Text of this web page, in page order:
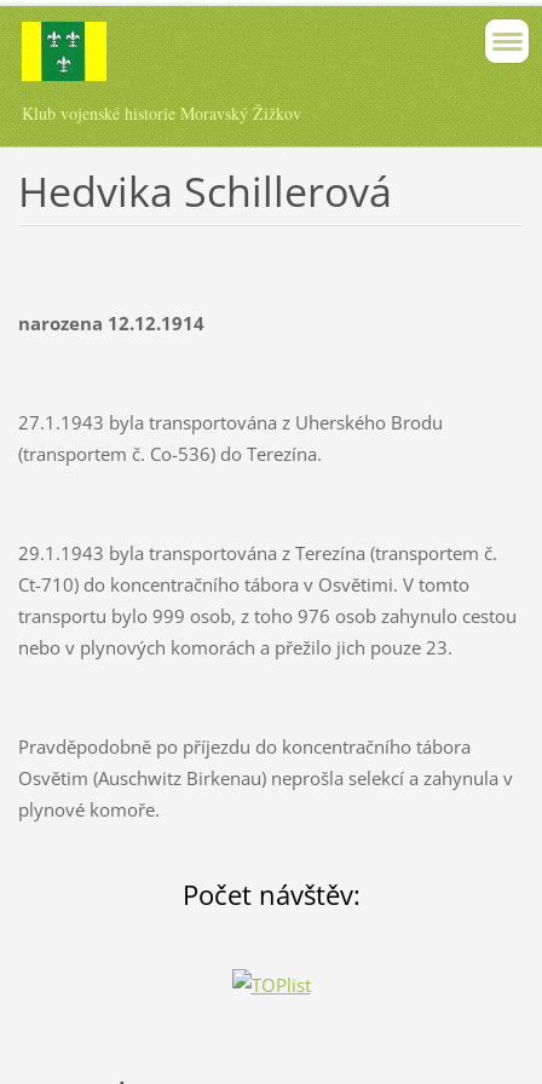
Klub vojenské historie Moravský Žižkov
Hedvika Schillerová
narozena 12.12.1914
27.1.1943 byla transportována z Uherského Brodu
(transportem č. Co-536) do Terezína.
29.1.1943 byla transportována z Terezína (transportem č.
Ct-710) do koncentračního tábora v Osvětimi. V tomto
transportu bylo 999 osob, z toho 976 osob zahynulo cestou
nebo v plynových komorách a přežilo jich pouze 23.
Pravděpodobně po příjezdu do koncentračního tábora
Osvětim (Auschwitz Birkenau) neprošla selekcí a zahynula v
plynové komoře.
Počet návštěv: